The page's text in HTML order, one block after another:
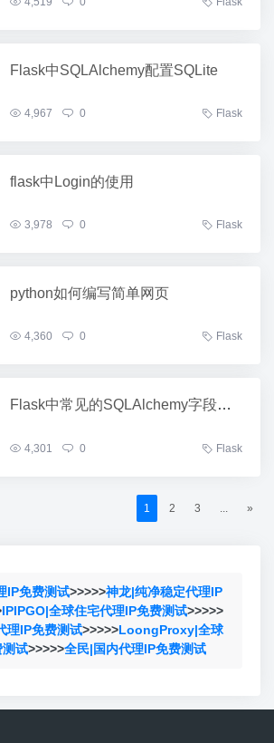
Flask中SQLAlchemy配置SQLite
4,967 0 Flask
flask中Login的使用
3,978 0 Flask
python如何编写简单网页
4,360 0 Flask
Flask中常见的SQLAlchemy字段类型和列、关系选项
4,301 0 Flask
1 2 3 »
IP免费测试>>>>>神龙|纯净稳定代理IP
IPIPGO|全球住宅代理IP免费测试>>>>>
理IP免费测试>>>>>LoongProxy|全球
测试>>>>>全民|国内代理IP免费测试